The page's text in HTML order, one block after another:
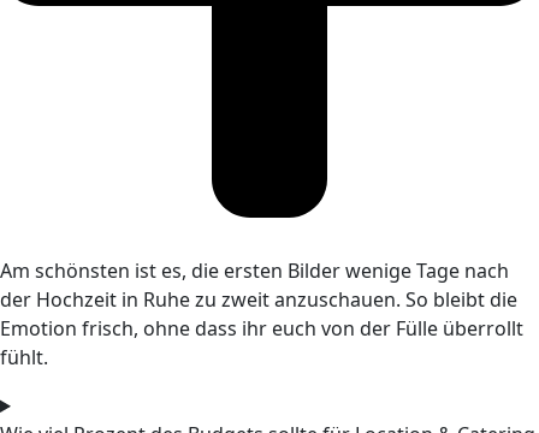
Am schönsten ist es, die ersten Bilder wenige Tage nach
der Hochzeit in Ruhe zu zweit anzuschauen. So bleibt die
Emotion frisch, ohne dass ihr euch von der Fülle überrollt
fühlt.